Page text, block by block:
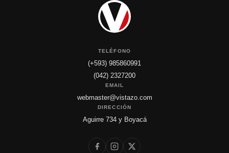
TELÉFONO
(+593) 985860991
(042) 2327200
EMAIL
webmaster@vistazo.com
DIRECCIÓN
Aguirre 734 y Boyacá